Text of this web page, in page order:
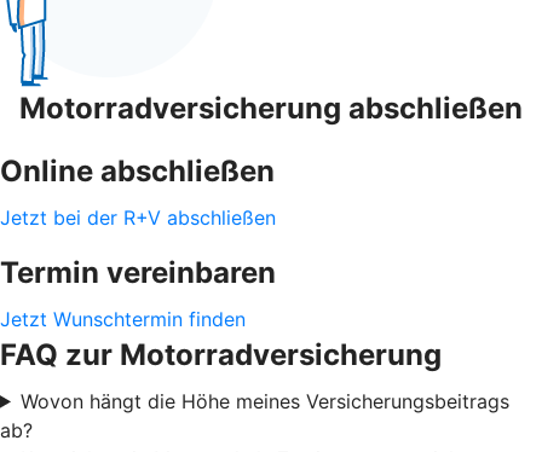
Motorradversicherung abschließen
Online abschließen
Jetzt bei der R+V abschließen
Termin vereinbaren
Jetzt Wunschtermin finden
FAQ zur Motorradversicherung
Wovon hängt die Höhe meines Versicherungsbeitrags
ab?